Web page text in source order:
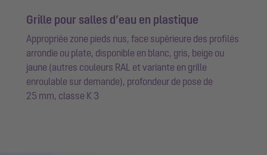
Grille pour salles d’eau en plastique
Appropriée zone pieds nus, face supérieure des profilés
arrondie ou plate, disponible en blanc, gris, beige ou
jaune (autres couleurs RAL et variante en grille
enroulable sur demande), profondeur de pose de
25 mm, classe K 3